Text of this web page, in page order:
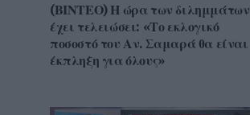
(ΒΙΝΤΕΟ) Η ώρα των διλημμάτων
έχει τελειώσει: «Το εκλογικό
ποσοστό του Αν. Σαμαρά θα είναι
έκπληξη για όλους»